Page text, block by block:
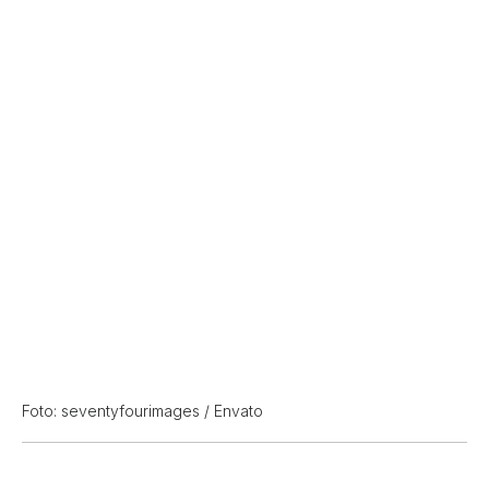
Foto: seventyfourimages / Envato